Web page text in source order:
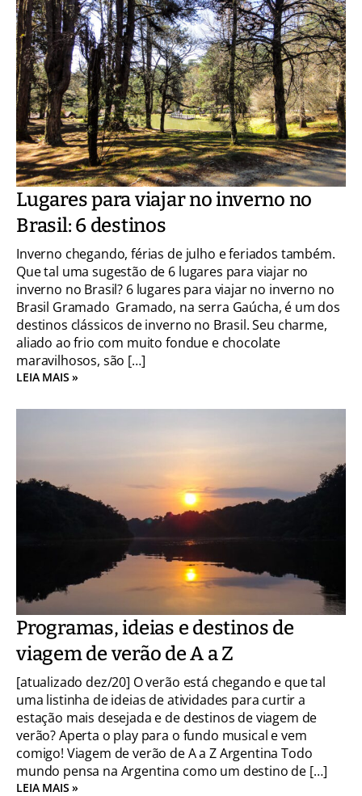
Lugares para viajar no inverno no
Brasil: 6 destinos
Inverno chegando, férias de julho e feriados também.
Que tal uma sugestão de 6 lugares para viajar no
inverno no Brasil? 6 lugares para viajar no inverno no
Brasil Gramado Gramado, na serra Gaúcha, é um dos
destinos clássicos de inverno no Brasil. Seu charme,
aliado ao frio com muito fondue e chocolate
maravilhosos, são […]
LEIA MAIS »
Programas, ideias e destinos de
viagem de verão de A a Z
[atualizado dez/20] O verão está chegando e que tal
uma listinha de ideias de atividades para curtir a
estação mais desejada e de destinos de viagem de
verão? Aperta o play para o fundo musical e vem
comigo! Viagem de verão de A a Z Argentina Todo
mundo pensa na Argentina como um destino de […]
LEIA MAIS »